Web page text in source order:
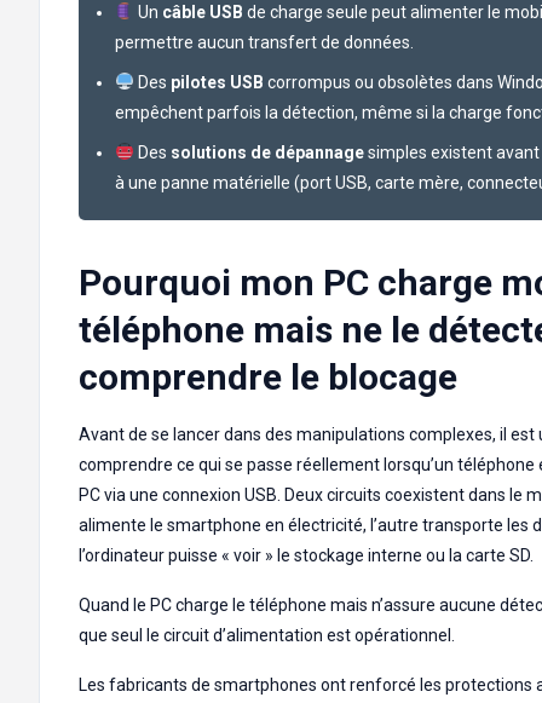
Un câble USB de charge seule peut alimenter le
permettre aucun transfert de données.
Des pilotes USB corrompus ou obsolètes dans
empêchent parfois la détection, même si la charge
Des solutions de dépannagesimples existent avant
à une panne matérielle (port USB, carte mère,
Pourquoi mon PC charge
téléphone mais ne le
comprendre le blocage
Avant de se lancer dans des manipulations complexes, il est
comprendre ce qui se passe réellement lorsqu’un téléphone
PC via une connexion USB. Deux circuits coexistent dans le
alimente le smartphone en électricité, l’autre transporte les
l’ordinateur puisse « voir » le stockage interne ou la carte SD.
Quand le PC charge le téléphone mais n’assure aucune
que seul le circuit d’alimentation est opérationnel.
Les fabricants de smartphones ont renforcé les protections